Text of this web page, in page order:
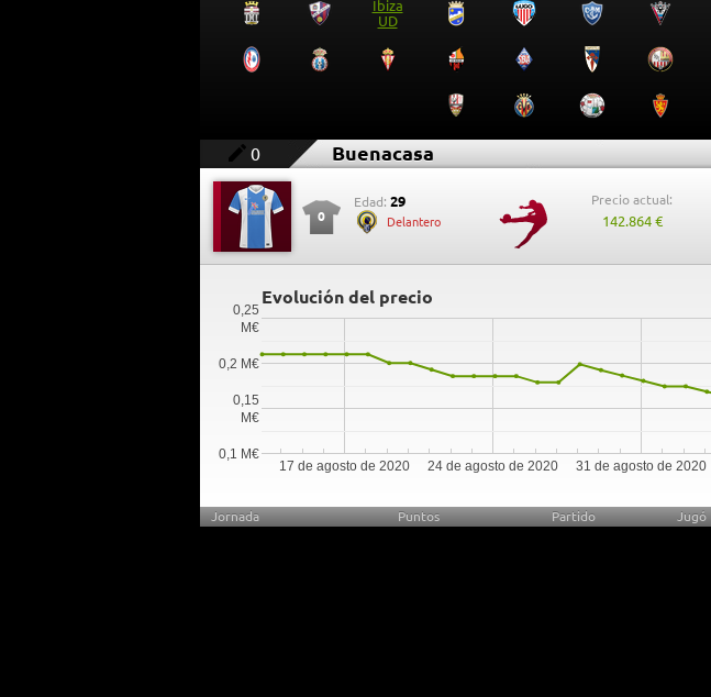
0 Buenacasa
0
Edad: 29
Delantero
Precio actual:
142.864 €
Evolución del precio
17 de agosto de 2020 24 de agosto de 2020 31 de agosto de 2020
0,1 M€
0,15
M€
0,2 M€
0,25
M€
Jornada Puntos Partido Jugó